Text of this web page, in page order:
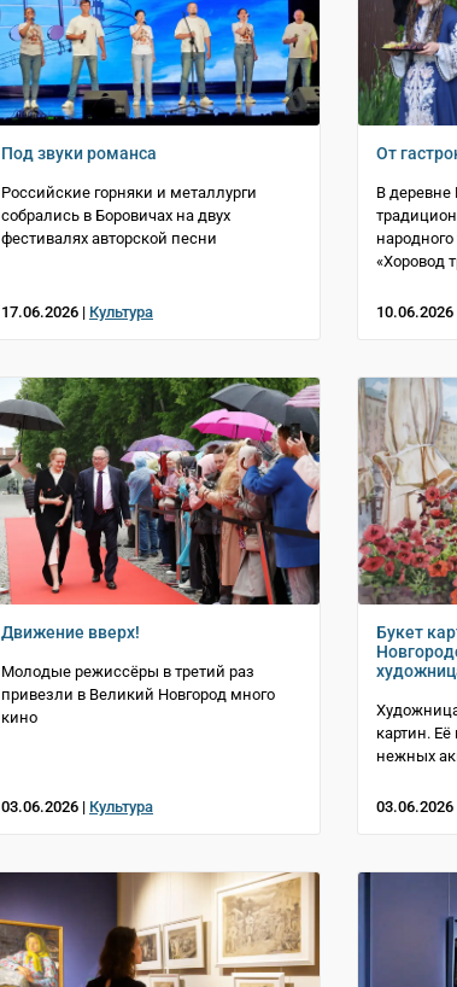
Под звуки романса
Российские горняки и металлурги
собрались в Боровичах на двух
фестивалях авторской песни
17.06.2026 | Культура
От
В
«Хоровод
10.06.2026
Движение вверх!
Молодые режиссёры в третий раз
привезли в Великий Новгород много
кино
03.06.2026 | Культура
Букет
картин.
нежных
03.06.2026